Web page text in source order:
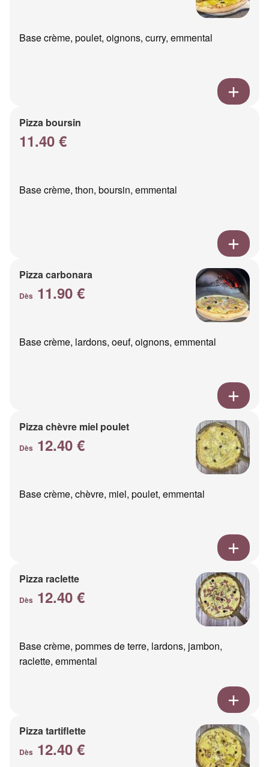
Base crème, poulet, oignons, curry, emmental
Pizza boursin
11.40 €
Base crème, thon, boursin, emmental
Pizza carbonara
Dès 11.90 €
Base crème, lardons, oeuf, oignons, emmental
Pizza chèvre miel poulet
Dès 12.40 €
Base crème, chèvre, miel, poulet, emmental
Pizza raclette
Dès 12.40 €
Base crème, pommes de terre, lardons, jambon,
raclette, emmental
Pizza tartiflette
Dès 12.40 €